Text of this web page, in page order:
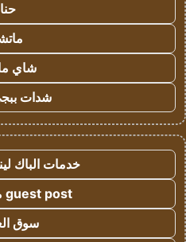
حنا
شاي
شدات
خدمات الباك
guest post مقال ضيف
سوق